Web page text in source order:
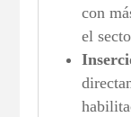
con
el